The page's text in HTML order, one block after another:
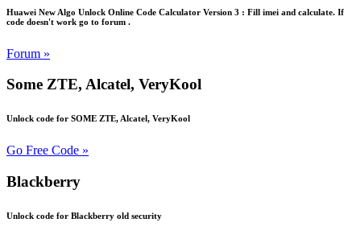
Huawei New Algo Unlock Online Code Calculator Version 3 : Fill imei and calculate. If
code doesn't work go to forum .
Forum »
Some ZTE, Alcatel, VeryKool
Unlock code for SOME ZTE, Alcatel, VeryKool
Go Free Code »
Blackberry
Unlock code for Blackberry old security